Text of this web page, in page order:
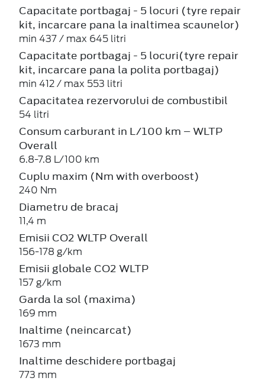
Capacitate portbagaj - 5 locuri (tyre repair
kit, incarcare pana la inaltimea scaunelor)
min 437 / max 645 litri
Capacitate portbagaj - 5 locuri(tyre repair
kit, incarcare pana la polita portbagaj)
min 412 / max 553 litri
Capacitatea rezervorului de combustibil
54 litri
Consum carburant in L/100 km – WLTP
Overall
6.8-7.8 L/100 km
Cuplu maxim (Nm with overboost)
240 Nm
Diametru de bracaj
11,4 m
Emisii CO2 WLTP Overall
156-178 g/km
Emisii globale CO2 WLTP
157 g/km
Garda la sol (maxima)
169 mm
Inaltime (neincarcat)
1673 mm
Inaltime deschidere portbagaj
773 mm